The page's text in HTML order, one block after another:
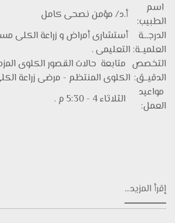
أ.د/ مؤمن نصحى كامل
اسم
الطبيب:
أستشارى أمراض و زراعة الكلى
التعليمى .
الدرجـــة
العلميــة:
متابعة حالات القصور الكلوى
الكلوى المنتظم - مرضى زراعة
التخصص
الدقيــق:
الثلاثاء 4 - 5:30 م .
مواعيد
العمل:
إقرأ المزيد...